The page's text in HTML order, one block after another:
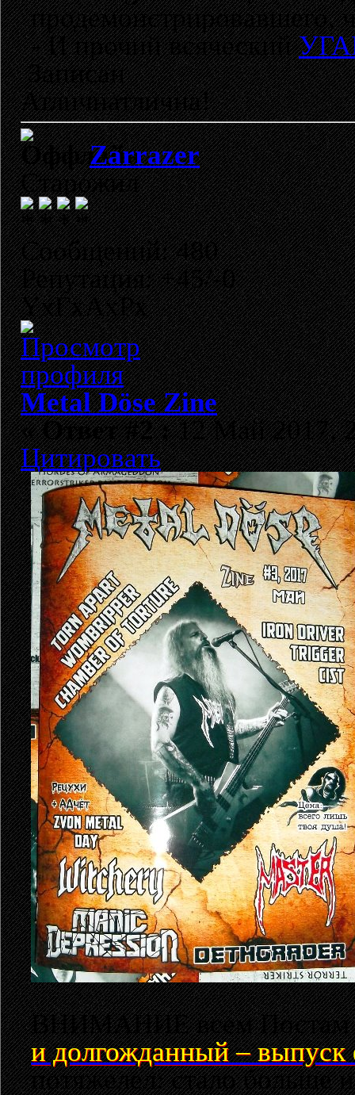
продемонстрировавшего,
- И прочий всяческий
Записан
Атличнатлична!
Zarrazer
Старожил
Сообщений: 480
Репутация: +45/-0
YxГхАхРх
Metal Döse Zine
«Ответ #2 :12 Май 2017,
Цитировать
ВНИМАНИЕ всем Постам
и долгожданный – выпуск
потяжелел: стало больше